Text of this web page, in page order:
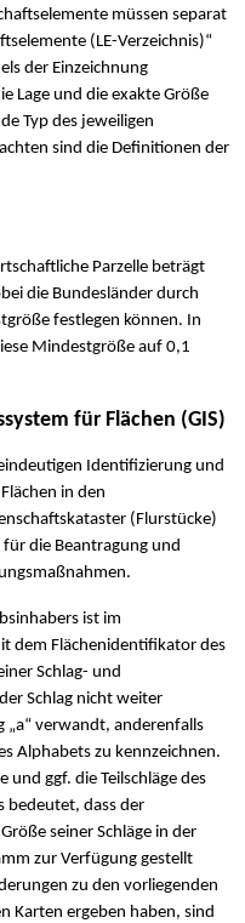
müssen separat
(LE-Verzeichnis)“
der Einzeichnung
Lage und die exakte Größe
Typ des jeweiligen
sind die Definitionen der
Parzelle beträgt
die Bundesländer durch
festlegen können. In
Mindestgröße auf 0,1
für Flächen (GIS)
Identifizierung und
in den
(Flurstücke)
für die Beantragung und
ist im
dem Flächenidentifikator des
Schlag- und
Schlag nicht weiter
„a“ verwandt, anderenfalls
Alphabets zu kennzeichnen.
und ggf. die Teilschläge des
bedeutet, dass der
seiner Schläge in der
zur Verfügung gestellt
zu den vorliegenden
Karten ergeben haben, sind